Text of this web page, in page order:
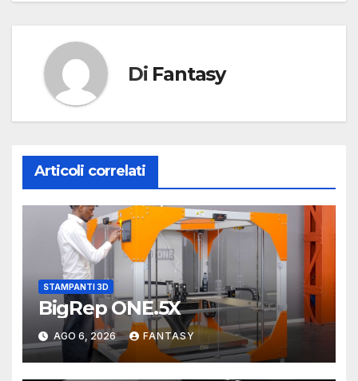
Di Fantasy
Articoli correlati
STAMPANTI 3D
BigRep ONE.5X
AGO 6, 2026 FANTASY